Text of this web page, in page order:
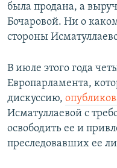
была продана, а
Бочаровой. Ни о
стороны
В июле этого года
Европарламента,
дискуссию,
Исматуллаевой с
освободить ее и
преследовавших ее